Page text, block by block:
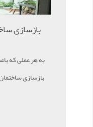
بازسازی
به هر عملی که
بازسازی